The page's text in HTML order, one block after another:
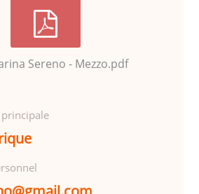
Sereno - Mezzo.pdf